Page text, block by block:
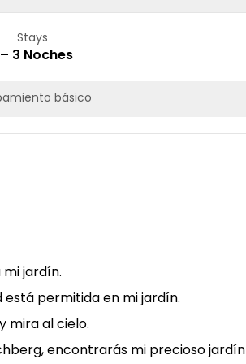
Stays
3 Noches
básico
jardín.
está permitida en mi jardín.
mira al cielo.
encontrarás mi precioso jardín